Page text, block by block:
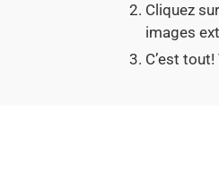
Cliquez
images
C’est